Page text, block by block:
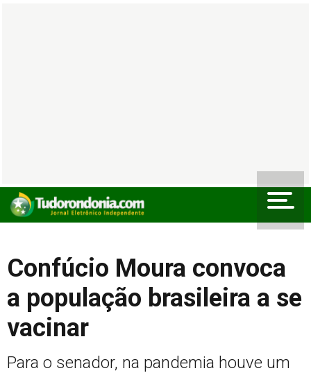
Confúcio Moura convoca
a população brasileira a se
vacinar
Para o senador, na pandemia houve um